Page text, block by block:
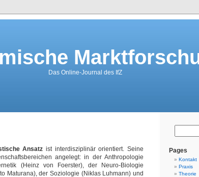
Das Online-Journal des IfZ
Ansatzist interdisziplinär orientiert. Seine
angelegt: in der Anthropologie
(Heinz von Foerster), der Neuro-Biologie
Maturana), der Soziologie (Niklas Luhmann) und
Pages
Kontakt
Praxis
Theorie